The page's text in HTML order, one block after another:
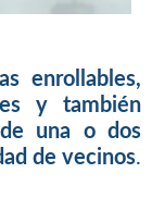
enrollables,
y también
de una o dos
de vecinos.